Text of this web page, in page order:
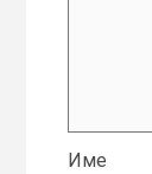
Име